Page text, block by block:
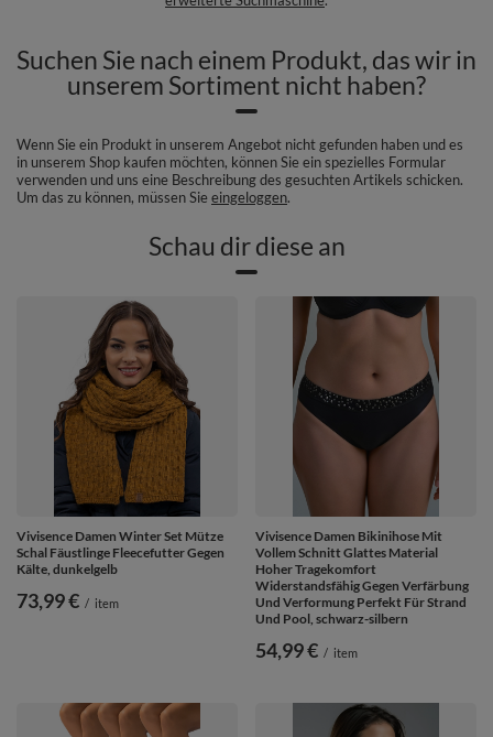
Suchen Sie nach einem Produkt, das wir in
unserem Sortiment nicht haben?
Wenn Sie ein Produkt in unserem Angebot nicht gefunden haben und es
in unserem Shop kaufen möchten, können Sie ein spezielles Formular
verwenden und uns eine Beschreibung des gesuchten Artikels schicken.
Um das zu können, müssen Sieeingeloggen.
Schau dir diese an
Vivisence Damen Winter Set Mütze
Schal Fäustlinge Fleecefutter Gegen
Kälte, dunkelgelb
73,99 € / item
Vivisence Damen Bikinihose Mit
Vollem Schnitt Glattes Material
Hoher Tragekomfort
Widerstandsfähig Gegen Verfärbung
Und Verformung Perfekt Für Strand
Und Pool, schwarz-silbern
54,99 € / item